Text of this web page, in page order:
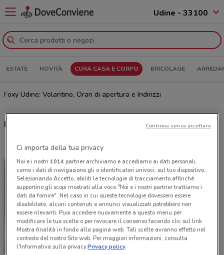
Udine - 33100
ESTATE NOVITÀ CURA CASA E CORPO BRICOLAGE
Foxy Udine: Volantino, Orari di apertura e Indirizzi
Ultime offerte del volantino Foxy
-5 GIORNI
Ci importa della tua privacy
Noi e i nostri 1014partner archiviamo e accediamo ai dati personali,
come i dati di navigazione gli o identificatori univoci, sul tuo dispositivo.
Selezionando Accetto, abiliti le tecnologie di tracciamento affinché
supportino gli scopi mostrati alla voce "Noi e i nostri partner trattiamo i
dati da fornire". Nel caso in cui queste tecnologie dovessero essere
disabilitate, alcuni contenuti e annunci visualizzati potrebbero non
essere rilevanti. Puoi accedere nuovamente a questo menu per
modificare le tue scelte o per revocare il consenso facendo clic sul link
Mostra finalità in fondo alla pagina web. Tali scelte avranno effetto nel
contesto del nostro Sito web. Per maggiori informazioni, consulta
l'Informativa sulla privacy.Privacy policy
Continua senza accettare